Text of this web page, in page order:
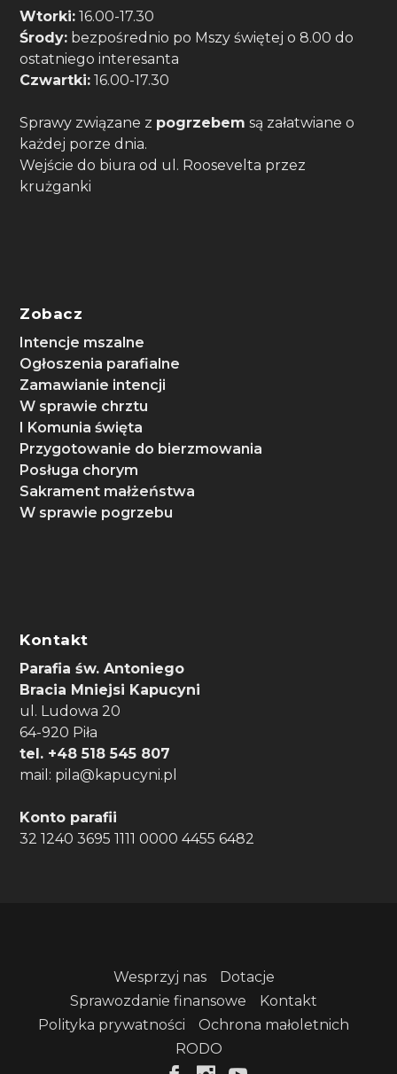
Wtorki: 16.00-17.30
Środy: bezpośrednio po Mszy świętej o 8.00 do
ostatniego interesanta
Czwartki: 16.00-17.30
Sprawy związane z pogrzebem są załatwiane o
każdej porze dnia.
Wejście do biura od ul. Roosevelta przez
krużganki
Zobacz
Intencje mszalne
Ogłoszenia parafialne
Zamawianie intencji
W sprawie chrztu
I Komunia święta
Przygotowanie do bierzmowania
Posługa chorym
Sakrament małżeństwa
W sprawie pogrzebu
Kontakt
Parafia św. Antoniego
Bracia Mniejsi Kapucyni
ul. Ludowa 20
64-920 Piła
tel. +48 518 545 807
mail: pila@kapucyni.pl
Konto parafii
32 1240 3695 1111 0000 4455 6482
Wesprzyj nas
Dotacje
Sprawozdanie finansowe
Kontakt
Polityka prywatności
Ochrona małoletnich
RODO